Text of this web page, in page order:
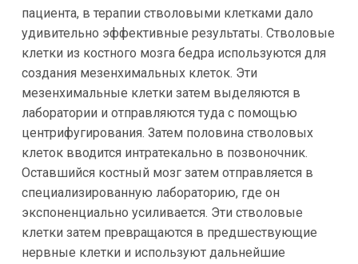
пациента, в терапии стволовыми клетками дало
удивительно эффективные результаты. Стволовые
клетки из костного мозга бедра используются для
создания мезенхимальных клеток. Эти
мезенхимальные клетки затем выделяются в
лаборатории и отправляются туда с помощью
центрифугирования. Затем половина стволовых
клеток вводится интратекально в позвоночник.
Оставшийся костный мозг затем отправляется в
специализированную лабораторию, где он
экспоненциально усиливается. Эти стволовые
клетки затем превращаются в предшествующие
нервные клетки и используют дальнейшие